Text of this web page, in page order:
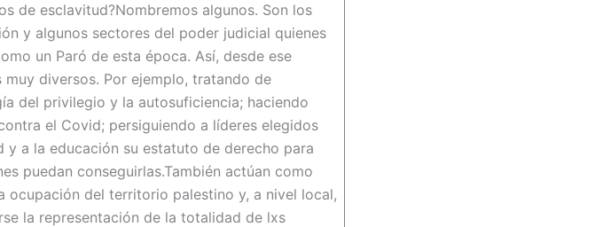
de esclavitud?Nombremos algunos. Son los
y algunos sectores del poder judicial quienes
un Paró de esta época. Así, desde ese
diversos. Por ejemplo, tratando de
del privilegio y la autosuficiencia; haciendo
el Covid; persiguiendo a líderes elegidos
a la educación su estatuto de derecho para
puedan conseguirlas.También actúan como
ocupación del territorio palestino y, a nivel local,
la representación de la totalidad de lxs